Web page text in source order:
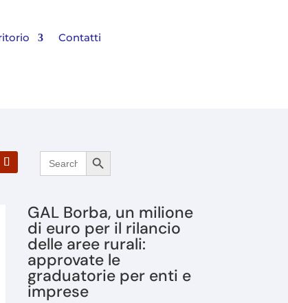
Contatti
2025 e rinnovato il Consiglio di Amministrazione
Search
for:
Search Button
GAL Borba, un milione
di euro per il rilancio
delle aree rurali:
approvate le
graduatorie per enti e
imprese